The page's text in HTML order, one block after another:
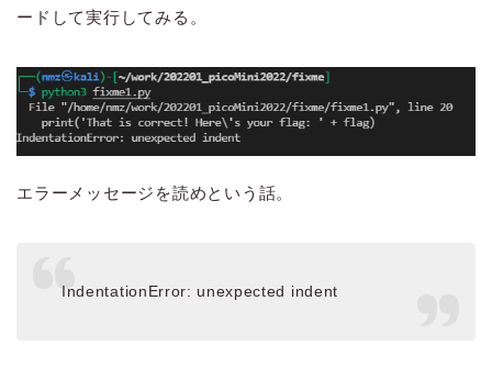
ードして実行してみる。
エラーメッセージを読めという話。
IndentationError: unexpected indent